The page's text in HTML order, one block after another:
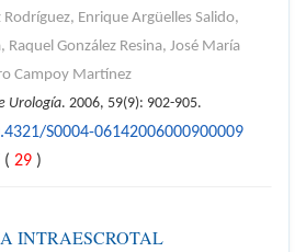
Rodríguez, Enrique Argüelles Salido,
Raquel González Resina, José María
Campoy Martínez
Urología. 2006, 59(9): 902-905.
S0004-06142006000900009
( 29 )
INTRAESCROTAL